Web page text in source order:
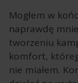
Mogłem w
naprawdę
tworzeniu
komfort,
nie miałem.